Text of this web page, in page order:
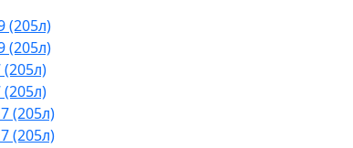
(205л)
(205л)
(205л)
(205л)
(205л)
(205л)